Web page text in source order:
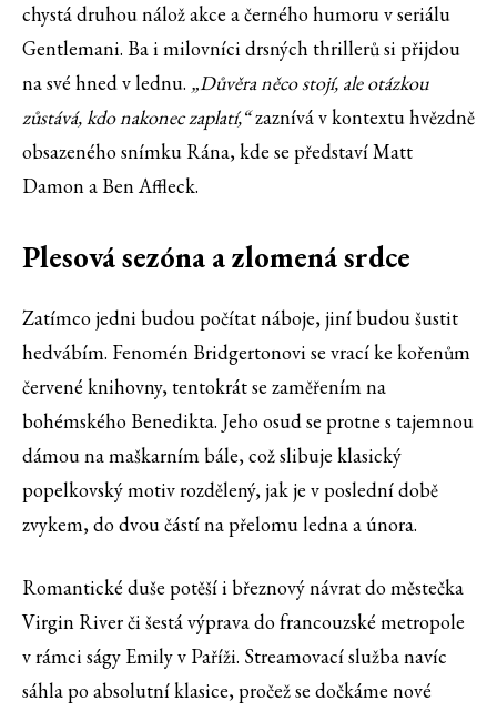
chystá druhou nálož akce a černého humoru v seriálu
Gentlemani. Ba i milovníci drsných thrillerů si přijdou
na své hned v lednu. „Důvěra něco stojí, ale otázkou
zůstává, kdo nakonec zaplatí,“zaznívá v kontextu hvězdně
obsazeného snímku Rána, kde se představí Matt
Damon a Ben Affleck.
Plesová sezóna a zlomená srdce
Zatímco jedni budou počítat náboje, jiní budou šustit
hedvábím. Fenomén Bridgertonovi se vrací ke kořenům
červené knihovny, tentokrát se zaměřením na
bohémského Benedikta. Jeho osud se protne s tajemnou
dámou na maškarním bále, což slibuje klasický
popelkovský motiv rozdělený, jak je v poslední době
zvykem, do dvou částí na přelomu ledna a února.
Romantické duše potěší i březnový návrat do městečka
Virgin River či šestá výprava do francouzské metropole
v rámci ságy Emily v Paříži. Streamovací služba navíc
sáhla po absolutní klasice, pročež se dočkáme nové